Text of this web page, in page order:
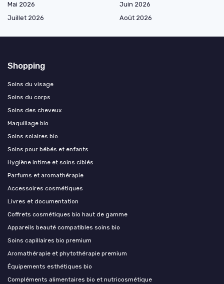
Mai 2026
Juin 2026
Juillet 2026
Août 2026
Shopping
Soins du visage
Soins du corps
Soins des cheveux
Maquillage bio
Soins solaires bio
Soins pour bébés et enfants
Hygiène intime et soins ciblés
Parfums et aromathérapie
Accessoires cosmétiques
Livres et documentation
Coffrets cosmétiques bio haut de gamme
Appareils beauté compatibles soins bio
Soins capillaires bio premium
Aromathérapie et phytothérapie premium
Équipements esthétiques bio
Compléments alimentaires bio et nutricosmétique